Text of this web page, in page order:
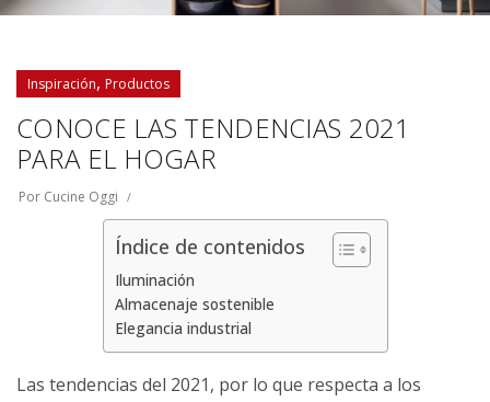
Inspiración, Productos
CONOCE LAS TENDENCIAS 2021
PARA EL HOGAR
Por Cucine Oggi
Índice de contenidos
Iluminación
Almacenaje sostenible
Elegancia industrial
Las tendencias del 2021, por lo que respecta a los